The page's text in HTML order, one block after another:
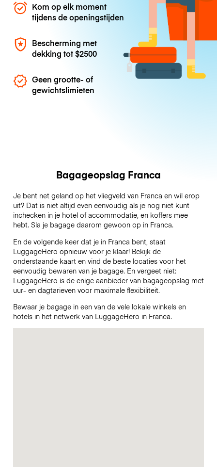
Kom op elk moment
tijdens de openingstijden
Bescherming met
dekking tot$2500
Geen grootte- of
gewichtslimieten
Bagageopslag Franca
Je bent net geland op het vliegveld van Franca en wil erop
uit? Dat is niet altijd even eenvoudig als je nog niet kunt
inchecken in je hotel of accommodatie, en koffers mee
hebt. Sla je bagage daarom gewoon op in Franca.
En de volgende keer dat je in Franca bent, staat
LuggageHero opnieuw voor je klaar! Bekijk de
onderstaande kaart en vind de beste locaties voor het
eenvoudig bewaren van je bagage. En vergeet niet:
LuggageHero is de enige aanbieder van bagageopslag met
uur- en dagtarieven voor maximale flexibiliteit.
Bewaar je bagage in een van de vele lokale winkels en
hotels in het netwerk van LuggageHero in Franca.